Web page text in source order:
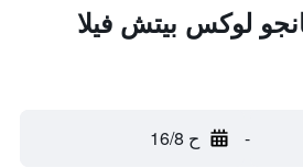
لوكس بيتش فيلا
- ح 16/8